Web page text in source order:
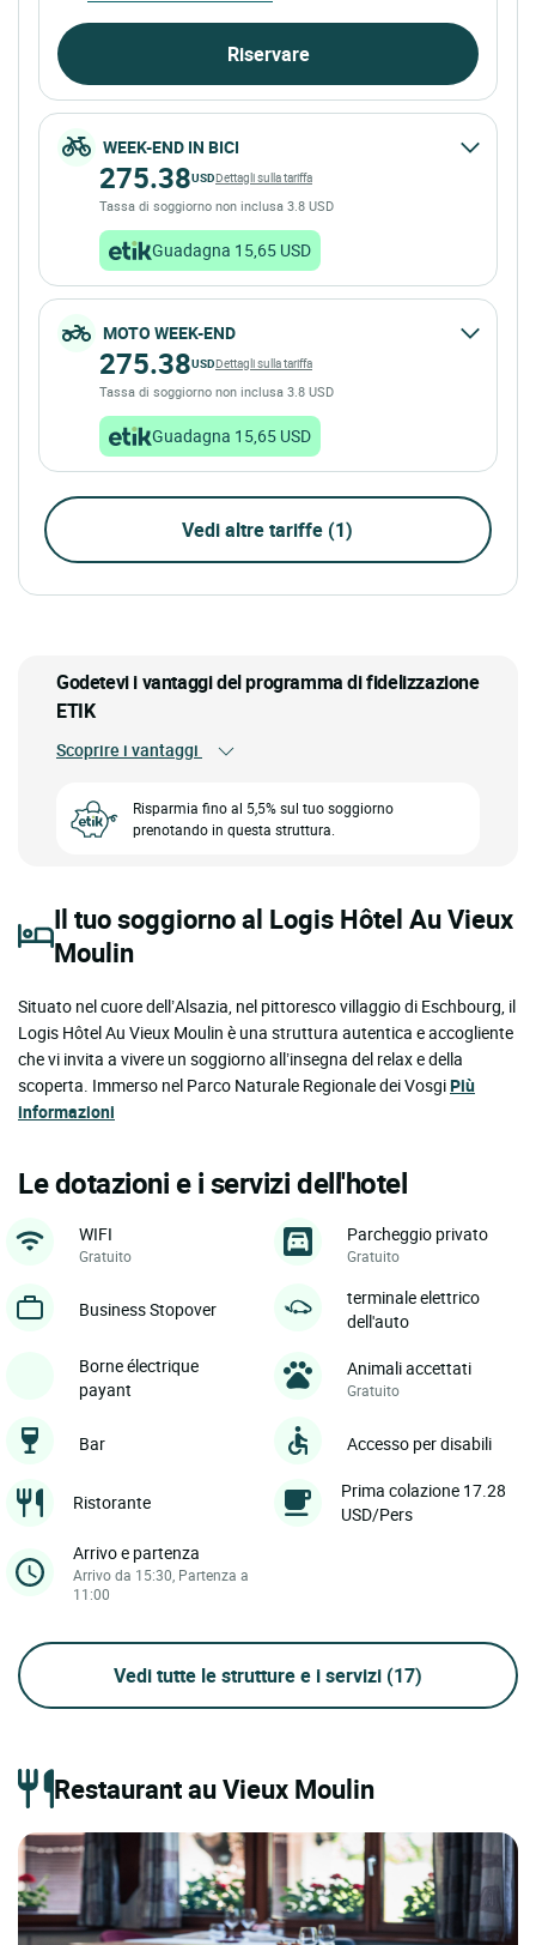
Riservare
WEEK-END IN BICI
275.38USDDettagli sulla tariffa
Tassa di soggiorno non inclusa 3.8 USD
Guadagna 15,65 USD
MOTO WEEK-END
275.38USDDettagli sulla tariffa
Tassa di soggiorno non inclusa 3.8 USD
Guadagna 15,65 USD
Vedi altre tariffe (1)
Godetevi i vantaggi del programma di fidelizzazione
ETIK
Scoprire i vantaggi
Risparmia fino al 5,5% sul tuo soggiorno
prenotando in questa struttura.
Il tuo soggiorno al Logis Hôtel Au Vieux
Moulin
Situato nel cuore dell’Alsazia, nel pittoresco villaggio di Eschbourg, il
Logis Hôtel Au Vieux Moulin è una struttura autentica e accogliente
che vi invita a vivere un soggiorno all’insegna del relax e della
scoperta. Immerso nel Parco Naturale Regionale dei VosgiPiù
informazioni
Le dotazioni e i servizi dell'hotel
WIFI
Gratuito
Parcheggio privato
Gratuito
Business Stopover
terminale elettrico
dell'auto
Borne électrique
payant
Animali accettati
Gratuito
Bar Accesso per disabili
Ristorante
Prima colazione 17.28
USD/Pers
Arrivo e partenza
Arrivo da 15:30, Partenza a
11:00
Vedi tutte le strutture e i servizi (17)
Restaurant au Vieux Moulin